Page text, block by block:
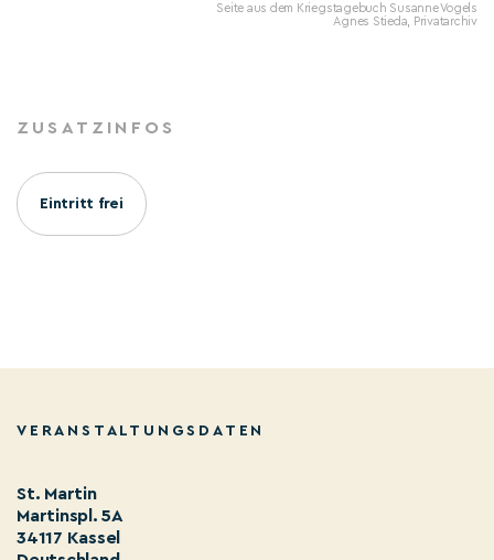
Seite aus dem Kriegstagebuch Susanne Vogels
Agnes Stieda, Privatarchiv
ZUSATZINFOS
Eintritt frei
VERANSTALTUNGSDATEN
St. Martin
Martinspl. 5A
34117 Kassel